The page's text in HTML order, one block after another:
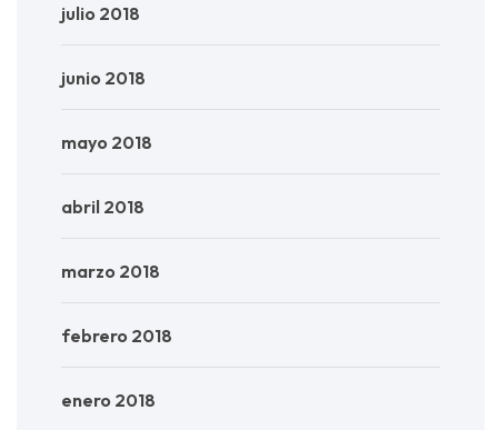
julio 2018
junio 2018
mayo 2018
abril 2018
marzo 2018
febrero 2018
enero 2018